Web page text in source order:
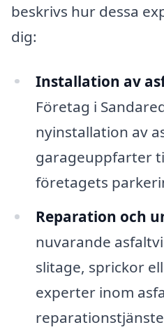
beskrivs hur dessa
dig:
Installation av
Företag i
nyinstallation av
garageuppfarter
företagets
Reparation och
nuvarande
slitage, sprickor
experter inom